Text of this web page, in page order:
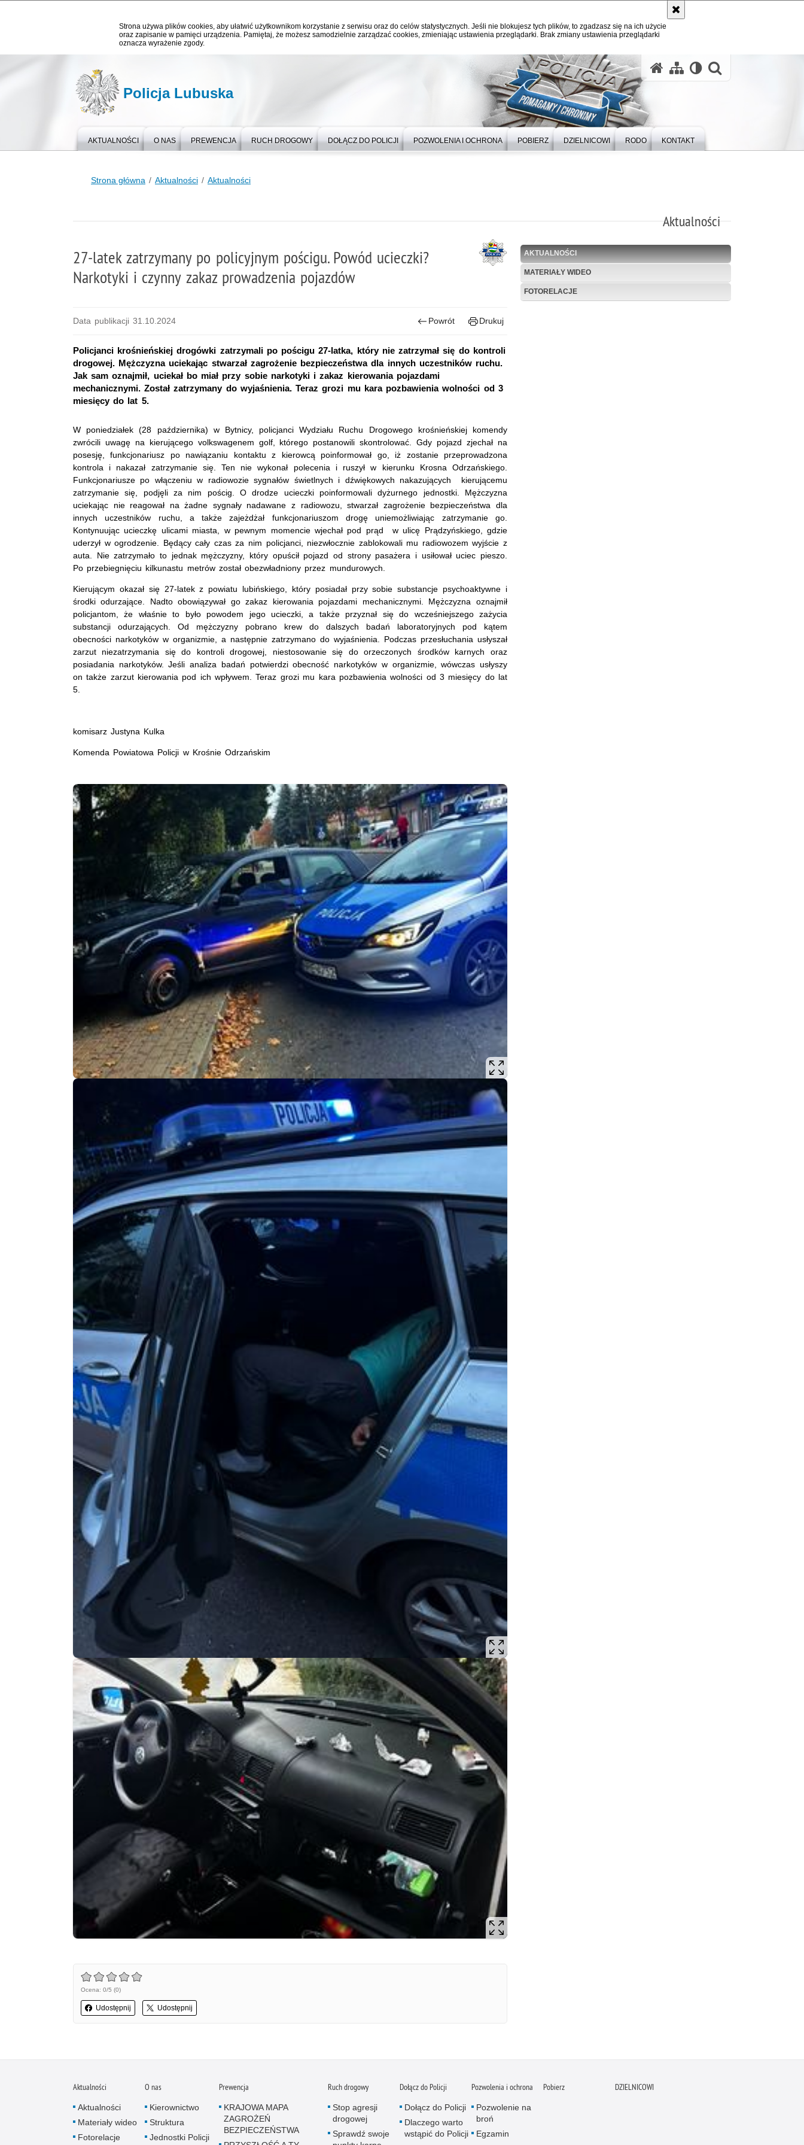
Strona używa plików cookies, aby ułatwić użytkownikom korzystanie z serwisu oraz do celów statystycznych. Jeśli nie blokujesz tych plików, to zgadzasz się na ich użycie
oraz zapisanie w pamięci urządzenia. Pamiętaj, że możesz samodzielnie zarządzać cookies, zmieniając ustawienia przeglądarki. Brak zmiany ustawienia przeglądarki
oznacza wyrażenie zgody.
Policja Lubuska
AKTUALNOŚCI O NAS PREWENCJA RUCH DROGOWY DOŁĄCZ DO POLICJI POZWOLENIA I OCHRONA POBIERZ DZIELNICOWI RODO KONTAKT
Strona główna Aktualności Aktualności
Aktualności
27-latek zatrzymany po policyjnym pościgu. Powód ucieczki?
Narkotyki i czynny zakaz prowadzenia pojazdów
Data publikacji 31.10.2024 Powrót Drukuj
Policjanci krośnieńskiej drogówki zatrzymali po pościgu 27-latka, który nie zatrzymał się do kontroli
drogowej. Mężczyzna uciekając stwarzał zagrożenie bezpieczeństwa dla innych uczestników ruchu.
Jak sam oznajmił, uciekał bo miał przy sobie narkotyki i zakaz kierowania pojazdami
mechanicznymi. Został zatrzymany do wyjaśnienia. Teraz grozi mu kara pozbawienia wolności od 3
miesięcy do lat 5.
W poniedziałek (28 października) w Bytnicy, policjanci Wydziału Ruchu Drogowego krośnieńskiej komendy
zwrócili uwagę na kierującego volkswagenem golf, którego postanowili skontrolować. Gdy pojazd zjechał na
posesję, funkcjonariusz po nawiązaniu kontaktu z kierowcą poinformował go, iż zostanie przeprowadzona
kontrola i nakazał zatrzymanie się. Ten nie wykonał polecenia i ruszył w kierunku Krosna Odrzańskiego.
Funkcjonariusze po włączeniu w radiowozie sygnałów świetlnych i dźwiękowych nakazujących kierującemu
zatrzymanie się, podjęli za nim pościg. O drodze ucieczki poinformowali dyżurnego jednostki. Mężczyzna
uciekając nie reagował na żadne sygnały nadawane z radiowozu, stwarzał zagrożenie bezpieczeństwa dla
innych uczestników ruchu, a także zajeżdżał funkcjonariuszom drogę uniemożliwiając zatrzymanie go.
Kontynuując ucieczkę ulicami miasta, w pewnym momencie wjechał pod prąd w ulicę Prądzyńskiego, gdzie
uderzył w ogrodzenie. Będący cały czas za nim policjanci, niezwłocznie zablokowali mu radiowozem wyjście z
auta. Nie zatrzymało to jednak mężczyzny, który opuścił pojazd od strony pasażera i usiłował uciec pieszo.
Po przebiegnięciu kilkunastu metrów został obezwładniony przez mundurowych.
Kierującym okazał się 27-latek z powiatu lubińskiego, który posiadał przy sobie substancje psychoaktywne i
środki odurzające. Nadto obowiązywał go zakaz kierowania pojazdami mechanicznymi. Mężczyzna oznajmił
policjantom, że właśnie to było powodem jego ucieczki, a także przyznał się do wcześniejszego zażycia
substancji odurzających. Od mężczyzny pobrano krew do dalszych badań laboratoryjnych pod kątem
obecności narkotyków w organizmie, a następnie zatrzymano do wyjaśnienia. Podczas przesłuchania usłyszał
zarzut niezatrzymania się do kontroli drogowej, niestosowanie się do orzeczonych środków karnych oraz
posiadania narkotyków. Jeśli analiza badań potwierdzi obecność narkotyków w organizmie, wówczas usłyszy
on także zarzut kierowania pod ich wpływem. Teraz grozi mu kara pozbawienia wolności od 3 miesięcy do lat
5.
komisarz Justyna Kulka
Komenda Powiatowa Policji w Krośnie Odrzańskim
Ocena: 0/5 (0)
Udostępnij Udostępnij
AKTUALNOŚCI
MATERIAŁY WIDEO
FOTORELACJE
Aktualności
Aktualności
Materiały wideo
Fotorelacje
O nas
Kierownictwo
Struktura
Jednostki Policji
Prewencja
KRAJOWA MAPA
ZAGROŻEŃ
BEZPIECZEŃSTWA
Ruch drogowy
Stop agresji
drogowej
Sprawdź swoje
Dołącz do Policji
Dołącz do Policji
Dlaczego warto
wstąpić do Policji
Pozwolenia i ochrona
Pozwolenie na
broń
Egzamin
Pobierz DZIELNICOWI